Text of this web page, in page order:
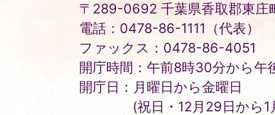
〒289-0692 千葉県香取郡東庄
電話：0478-86-1111（代表）
ファックス：0478-86-4051
開庁時間：午前8時30分から午
開庁日：月曜日から金曜日
(祝日・12月29日から